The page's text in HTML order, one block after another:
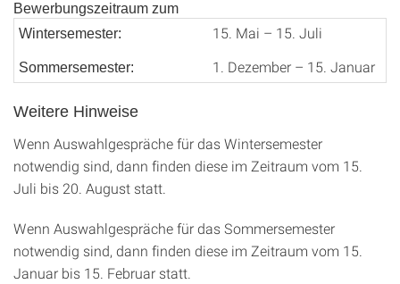
Bewerbungszeitraum zum
Wintersemester:
15. Mai – 15. Juli
Sommersemester: 1. Dezember – 15. Januar
Weitere Hinweise
Wenn Auswahlgespräche für das Wintersemester
notwendig sind, dann finden diese im Zeitraum vom 15.
Juli bis 20. August statt.
Wenn Auswahlgespräche für das Sommersemester
notwendig sind, dann finden diese im Zeitraum vom 15.
Januar bis 15. Februar statt.